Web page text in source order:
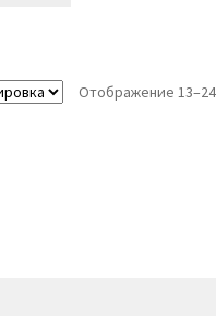
Отображение 13–24